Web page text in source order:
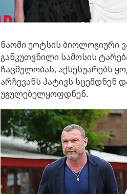
ნაომი უოტსის ბიოლოგიური
განკუთვნილი სამოსის
ჩაცმულობას, აქსესუარებს
არჩევანს პატივს სცემდნენ
უგულებელყოფდნენ.